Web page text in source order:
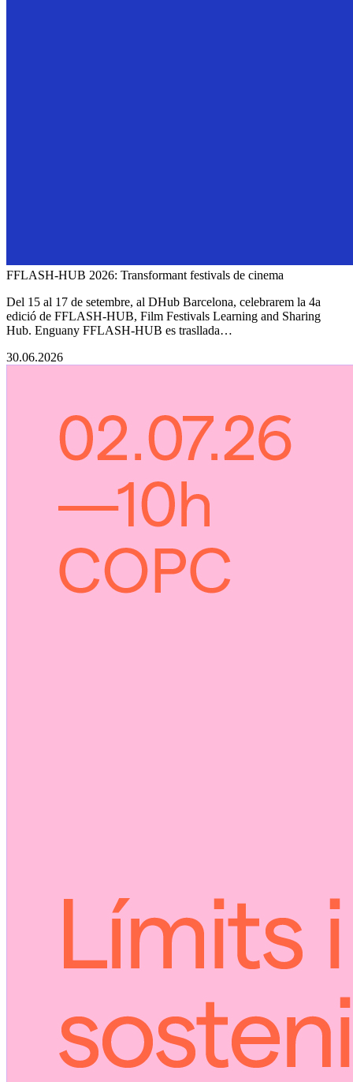
FFLASH-HUB 2026: Transformant festivals de cinema
Del 15 al 17 de setembre, al DHub Barcelona, celebrarem la 4a
edició de FFLASH-HUB, Film Festivals Learning and Sharing
Hub. Enguany FFLASH-HUB es trasllada…
30.06.2026